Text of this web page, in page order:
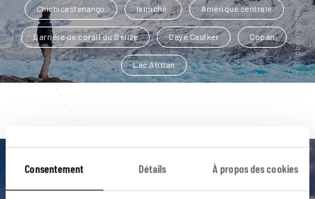
Consentement Détails À propos des cookies
Chichicastenango Iximché Amérique centrale
Barrière de corail du Belize Caye Caulker Copán
Lac Atitlan
Luciole,